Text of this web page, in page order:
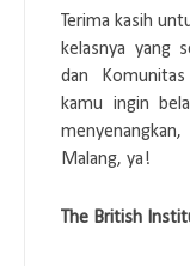
Terima kasih
kelasnya yang
dan
kamu ingin
Malang, ya!
The British